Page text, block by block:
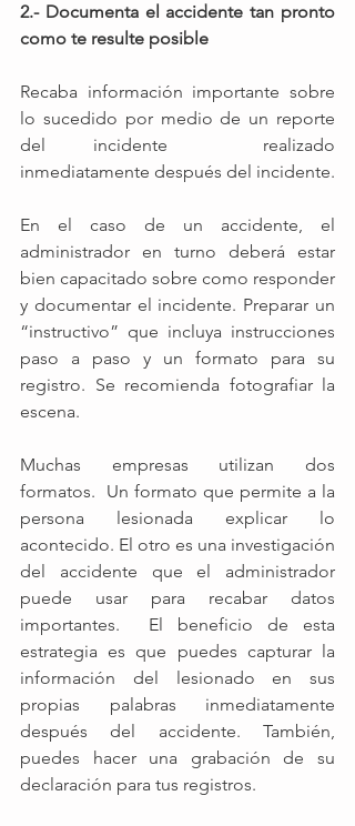
2.- Documenta el accidente tan pronto
como te resulte posible
Recaba información importante sobre
lo sucedido por medio de un reporte
del incidente  realizado
inmediatamente después del incidente.
En el caso de un accidente, el
administrador en turno deberá estar
bien capacitado sobre como responder
y documentar el incidente. Preparar un
“instructivo” que incluya instrucciones
paso a paso y un formato para su
registro. Se recomienda fotografiar la
escena.
Muchas empresas utilizan dos
formatos.  Un formato que permite a la
persona lesionada explicar lo
acontecido. El otro es una investigación
del accidente que el administrador
puede usar para recabar datos
importantes.  El beneficio de esta
estrategia es que puedes capturar la
información del lesionado en sus
propias palabras inmediatamente
después del accidente. También,
puedes hacer una grabación de su
declaración para tus registros.